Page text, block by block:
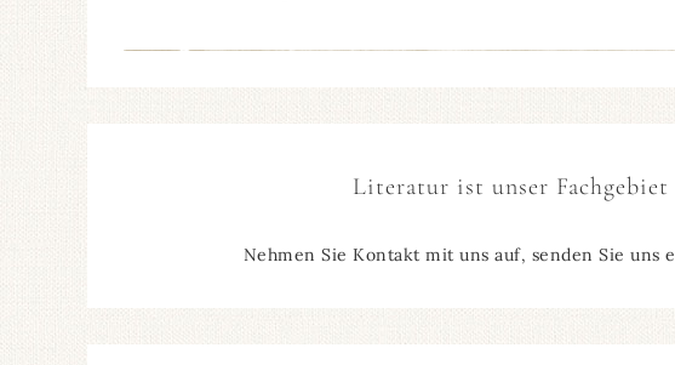
Literatur ist unser Fachgebiet
Nehmen Sie Kontakt mit uns auf, senden Sie uns